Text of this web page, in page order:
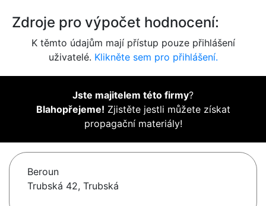
Zdroje pro výpočet hodnocení:
K těmto údajům mají přístup pouze přihlášení
uživatelé. Klikněte sem pro přihlášení.
Jste majitelem této firmy?
Blahopřejeme! Zjistěte jestli můžete získat
propagační materiály!
Beroun
Trubská 42, Trubská